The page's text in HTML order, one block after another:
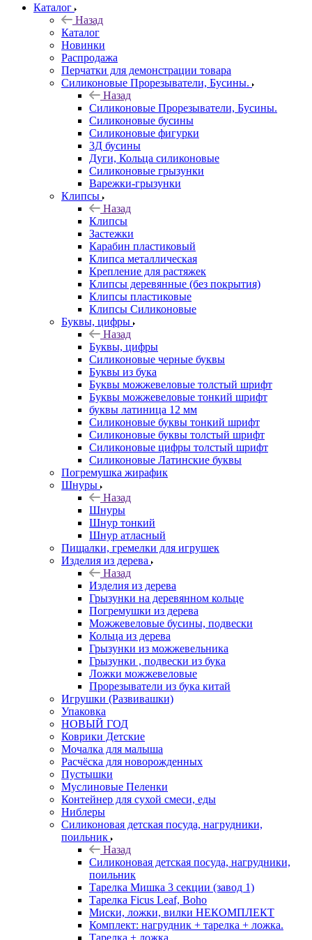
Каталог
Назад
Каталог
Новинки
Распродажа
Перчатки для демонстрации товара
Силиконовые Прорезыватели, Бусины.
Назад
Силиконовые Прорезыватели, Бусины.
Силиконовые бусины
Силиконовые фигурки
3Д бусины
Дуги, Кольца силиконовые
Силиконовые грызунки
Варежки-грызунки
Клипсы
Назад
Клипсы
Застежки
Карабин пластиковый
Клипса металлическая
Крепление для растяжек
Клипсы деревянные (без покрытия)
Клипсы пластиковые
Клипсы Силиконовые
Буквы, цифры
Назад
Буквы, цифры
Силиконовые черные буквы
Буквы из бука
Буквы можжевеловые толстый шрифт
Буквы можжевеловые тонкий шрифт
буквы латиница 12 мм
Силиконовые буквы тонкий шрифт
Силиконовые буквы толстый шрифт
Силиконовые цифры толстый шрифт
Силиконовые Латинские буквы
Погремушка жирафик
Шнуры
Назад
Шнуры
Шнур тонкий
Шнур атласный
Пищалки, гремелки для игрушек
Изделия из дерева
Назад
Изделия из дерева
Грызунки на деревянном кольце
Погремушки из дерева
Можжевеловые бусины, подвески
Кольца из дерева
Грызунки из можжевельника
Грызунки , подвески из бука
Ложки можжевеловые
Прорезыватели из бука китай
Игрушки (Развивашки)
Упаковка
НОВЫЙ ГОД
Коврики Детские
Мочалка для малыша
Расчёска для новорожденных
Пустышки
Муслиновые Пеленки
Контейнер для сухой смеси, еды
Ниблеры
Силиконовая детская посуда, нагрудники,
поильник
Назад
Силиконовая детская посуда, нагрудники,
поильник
Тарелка Мишка 3 секции (завод 1)
Тарелка Ficus Leaf, Boho
Миски, ложки, вилки НЕКОМПЛЕКТ
Комплект: нагрудник + тарелка + ложка.
Тарелка + ложка